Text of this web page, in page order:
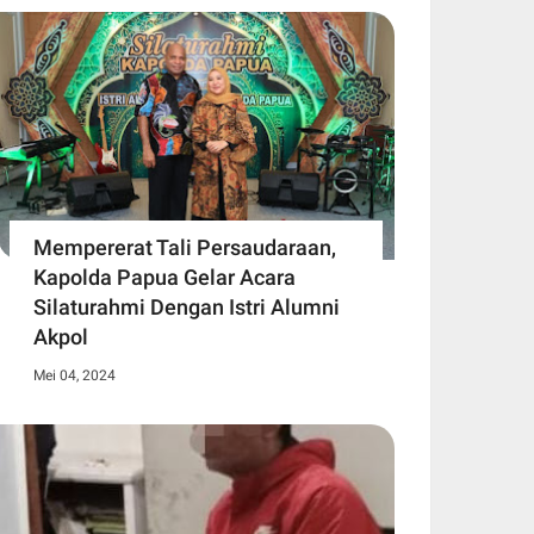
Mempererat Tali Persaudaraan,
Kapolda Papua Gelar Acara
Silaturahmi Dengan Istri Alumni
Akpol
Mei 04, 2024